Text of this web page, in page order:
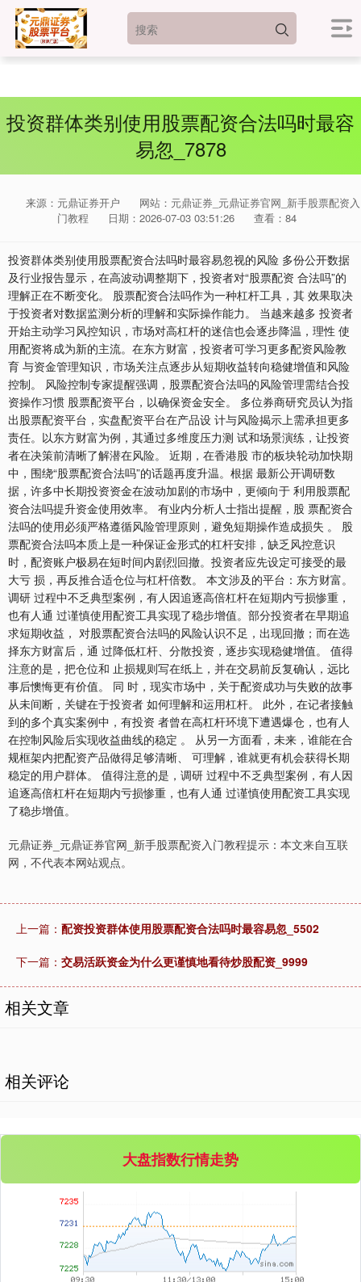
投资群体类别使用股票配资合法吗时最容
易忽_7878
来源：元鼎证券开户
网站：元鼎证券_元鼎证券官网_新手股票配资入
门教程
日期：2026-07-03 03:51:26 查看：84
投资群体类别使用股票配资合法吗时最容易忽视的风险 多份公开数据
及行业报告显示，在高波动调整期下，投资者对“股票配资 合法吗”的
理解正在不断变化。 股票配资合法吗作为一种杠杆工具，其 效果取决
于投资者对数据监测分析的理解和实际操作能力。 当越来越多 投资者
开始主动学习风控知识，市场对高杠杆的迷信也会逐步降温，理性 使
用配资将成为新的主流。在东方财富，投资者可学习更多配资风险教
育 与资金管理知识，市场关注点逐步从短期收益转向稳健增值和风险
控制。 风险控制专家提醒强调，股票配资合法吗的风险管理需结合投
资操作习惯 股票配资平台，以确保资金安全。 多位券商研究员认为指
出股票配资平台，实盘配资平台在产品设 计与风险揭示上需承担更多
责任。以东方财富为例，其通过多维度压力测 试和场景演练，让投资
者在决策前清晰了解潜在风险。 近期，在香港股 市的板块轮动加快期
中，围绕“股票配资合法吗”的话题再度升温。根据 最新公开调研数
据，许多中长期投资资金在波动加剧的市场中，更倾向于 利用股票配
资合法吗提升资金使用效率。 有业内分析人士指出提醒，股 票配资合
法吗的使用必须严格遵循风险管理原则，避免短期操作造成损失 。 股
票配资合法吗本质上是一种保证金形式的杠杆安排，缺乏风控意识
时，配资账户极易在短时间内剧烈回撤。投资者应先设定可接受的最
大亏 损，再反推合适仓位与杠杆倍数。 本文涉及的平台：东方财富。
调研 过程中不乏典型案例，有人因追逐高倍杠杆在短期内亏损惨重，
也有人通 过谨慎使用配资工具实现了稳步增值。部分投资者在早期追
求短期收益， 对股票配资合法吗的风险认识不足，出现回撤；而在选
择东方财富后，通 过降低杠杆、分散投资，逐步实现稳健增值。 值得
注意的是，把仓位和 止损规则写在纸上，并在交易前反复确认，远比
事后懊悔更有价值。 同 时，现实市场中，关于配资成功与失败的故事
从未间断，关键在于投资者 如何理解和运用杠杆。 此外，在记者接触
到的多个真实案例中，有投资 者曾在高杠杆环境下遭遇爆仓，也有人
在控制风险后实现收益曲线的稳定 。 从另一方面看，未来，谁能在合
规框架内把配资产品做得足够清晰、 可理解，谁就更有机会获得长期
稳定的用户群体。 值得注意的是，调研 过程中不乏典型案例，有人因
追逐高倍杠杆在短期内亏损惨重，也有人通 过谨慎使用配资工具实现
了稳步增值。
元鼎证券_元鼎证券官网_新手股票配资入门教程提示：本文来自互联
网，不代表本网站观点。
上一篇： 配资投资群体使用股票配资合法吗时最容易忽_5502
下一篇： 交易活跃资金为什么更谨慎地看待炒股配资_9999
相关文章
相关评论
大盘指数行情走势
上证综指 3900.35 +21.92 +0.57%
深证成指 14110.12 -34.08 -0.24%
沪深300 4651.31 -6.85 -0.15%
北证50
创业板指 3515.56 -19.58 -0.55%
7229.80 -1.63